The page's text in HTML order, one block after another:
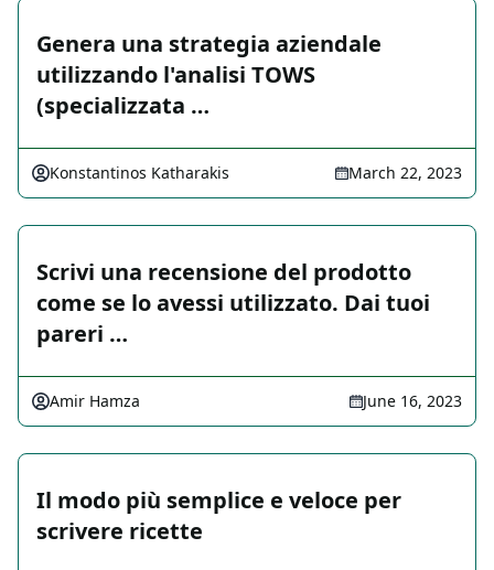
Genera una strategia aziendale
utilizzando l'analisi TOWS
(specializzata …
Konstantinos Katharakis March 22, 2023
Scrivi una recensione del prodotto
come se lo avessi utilizzato. Dai tuoi
pareri …
Amir Hamza June 16, 2023
Il modo più semplice e veloce per
scrivere ricette